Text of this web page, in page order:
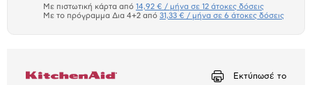
Πιστωτική κάρτα
Αριθμός δόσεων
Με πιστωτική κάρτα από 14,92 € / μήνα σε 12 άτοκες δόσεις
Με το πρόγραμμα Δια 4+2 από 31,33 € / μήνα σε 6 άτοκες δόσεις
Εκτύπωσέ το